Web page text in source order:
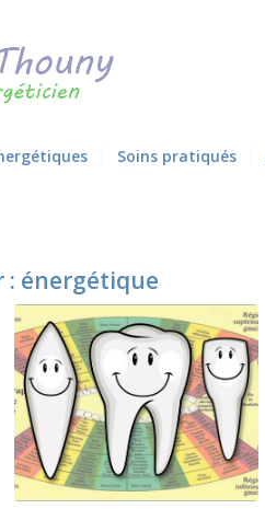
Soins pratiqués
: énergétique